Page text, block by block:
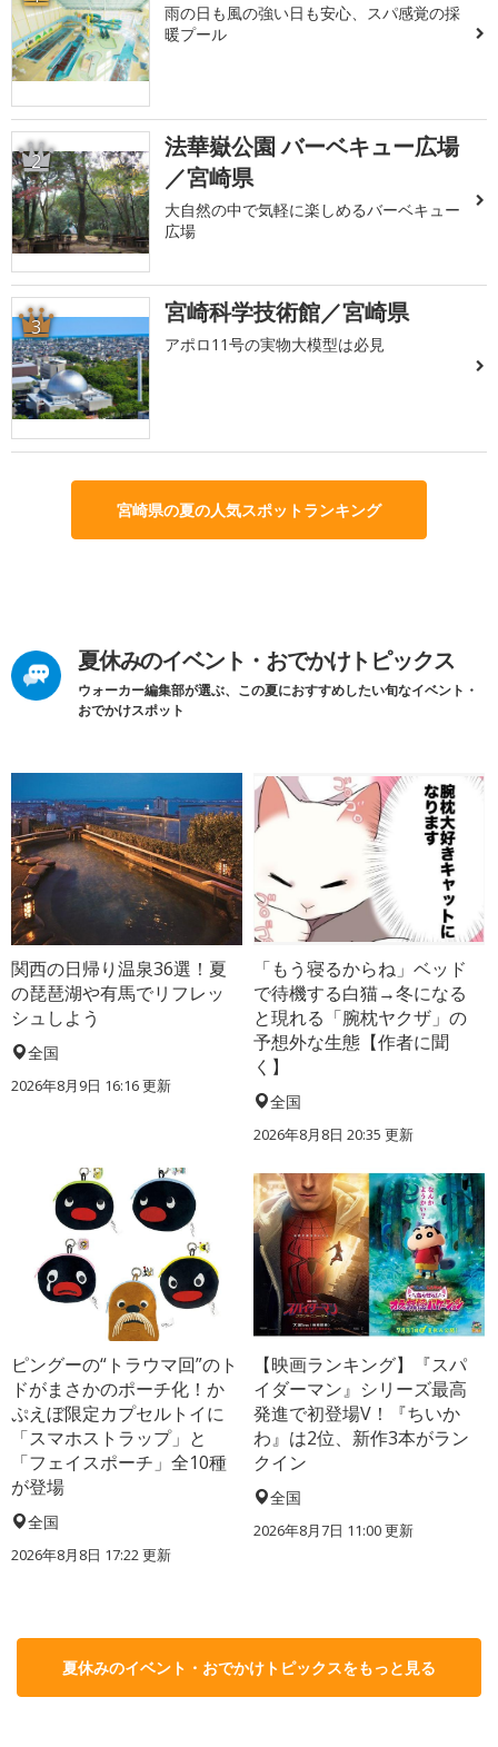
雨の日も風の強い日も安心、スパ感覚の採
暖プール
2
法華嶽公園 バーベキュー広場
／宮崎県
大自然の中で気軽に楽しめるバーベキュー
広場
3 宮崎科学技術館／宮崎県
アポロ11号の実物大模型は必見
宮崎県の夏の人気スポットランキング
夏休みのイベント・おでかけトピックス
ウォーカー編集部が選ぶ、この夏におすすめしたい旬なイベント・
おでかけスポット
関西の日帰り温泉36選！夏
の琵琶湖や有馬でリフレッ
シュしよう
全国
2026年8月9日 16:16更新
「もう寝るからね」ベッド
で待機する白猫→冬になる
と現れる「腕枕ヤクザ」の
予想外な生態【作者に聞
く】
全国
2026年8月8日 20:35 更新
ピングーの“トラウマ回”のト
ドがまさかのポーチ化！か
ぷえぼ限定カプセルトイに
「スマホストラップ」と
「フェイスポーチ」全10種
が登場
全国
2026年8月8日 17:22更新
【映画ランキング】『スパ
イダーマン』シリーズ最高
発進で初登場V！『ちいか
わ』は2位、新作3本がラン
クイン
全国
2026年8月7日 11:00更新
夏休みのイベント・おでかけトピックスをもっと見る